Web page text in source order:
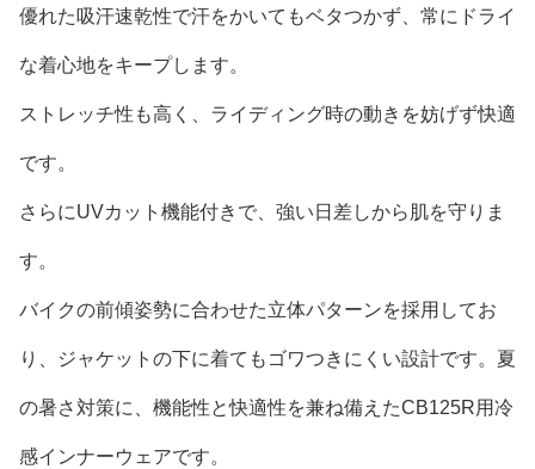
優れた吸汗速乾性で汗をかいてもベタつかず、常にドライ
な着心地をキープします。
ストレッチ性も高く、ライディング時の動きを妨げず快適
です。
さらにUVカット機能付きで、強い日差しから肌を守りま
す。
バイクの前傾姿勢に合わせた立体パターンを採用してお
り、ジャケットの下に着てもゴワつきにくい設計です。夏
の暑さ対策に、機能性と快適性を兼ね備えたCB125R用冷
感インナーウェアです。